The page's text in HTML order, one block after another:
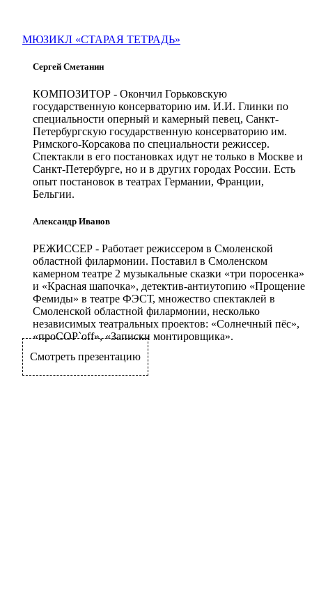
МЮЗИКЛ «СТАРАЯ ТЕТРАДЬ»
Сергей Сметанин
КОМПОЗИТОР - Окончил Горьковскую
государственную консерваторию им. И.И. Глинки по
специальности оперный и камерный певец, Санкт-
Петербургскую государственную консерваторию им.
Римского-Корсакова по специальности режиссер.
Спектакли в его постановках идут не только в Москве и
Санкт-Петербурге, но и в других городах России. Есть
опыт постановок в театрах Германии, Франции,
Бельгии.
Александр Иванов
РЕЖИССЕР - Работает режиссером в Смоленской
областной филармонии. Поставил в Смоленском
камерном театре 2 музыкальные сказки «три поросенка»
и «Красная шапочка», детектив-антиутопию «Прощение
Фемиды» в театре ФЭСТ, множество спектаклей в
Смоленской областной филармонии, несколько
независимых театральных проектов: «Солнечный пёс»,
«проСОР`off», «Записки монтировщика».
Смотреть презентацию